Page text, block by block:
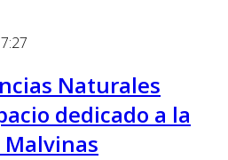
Naturales
dedicado a la